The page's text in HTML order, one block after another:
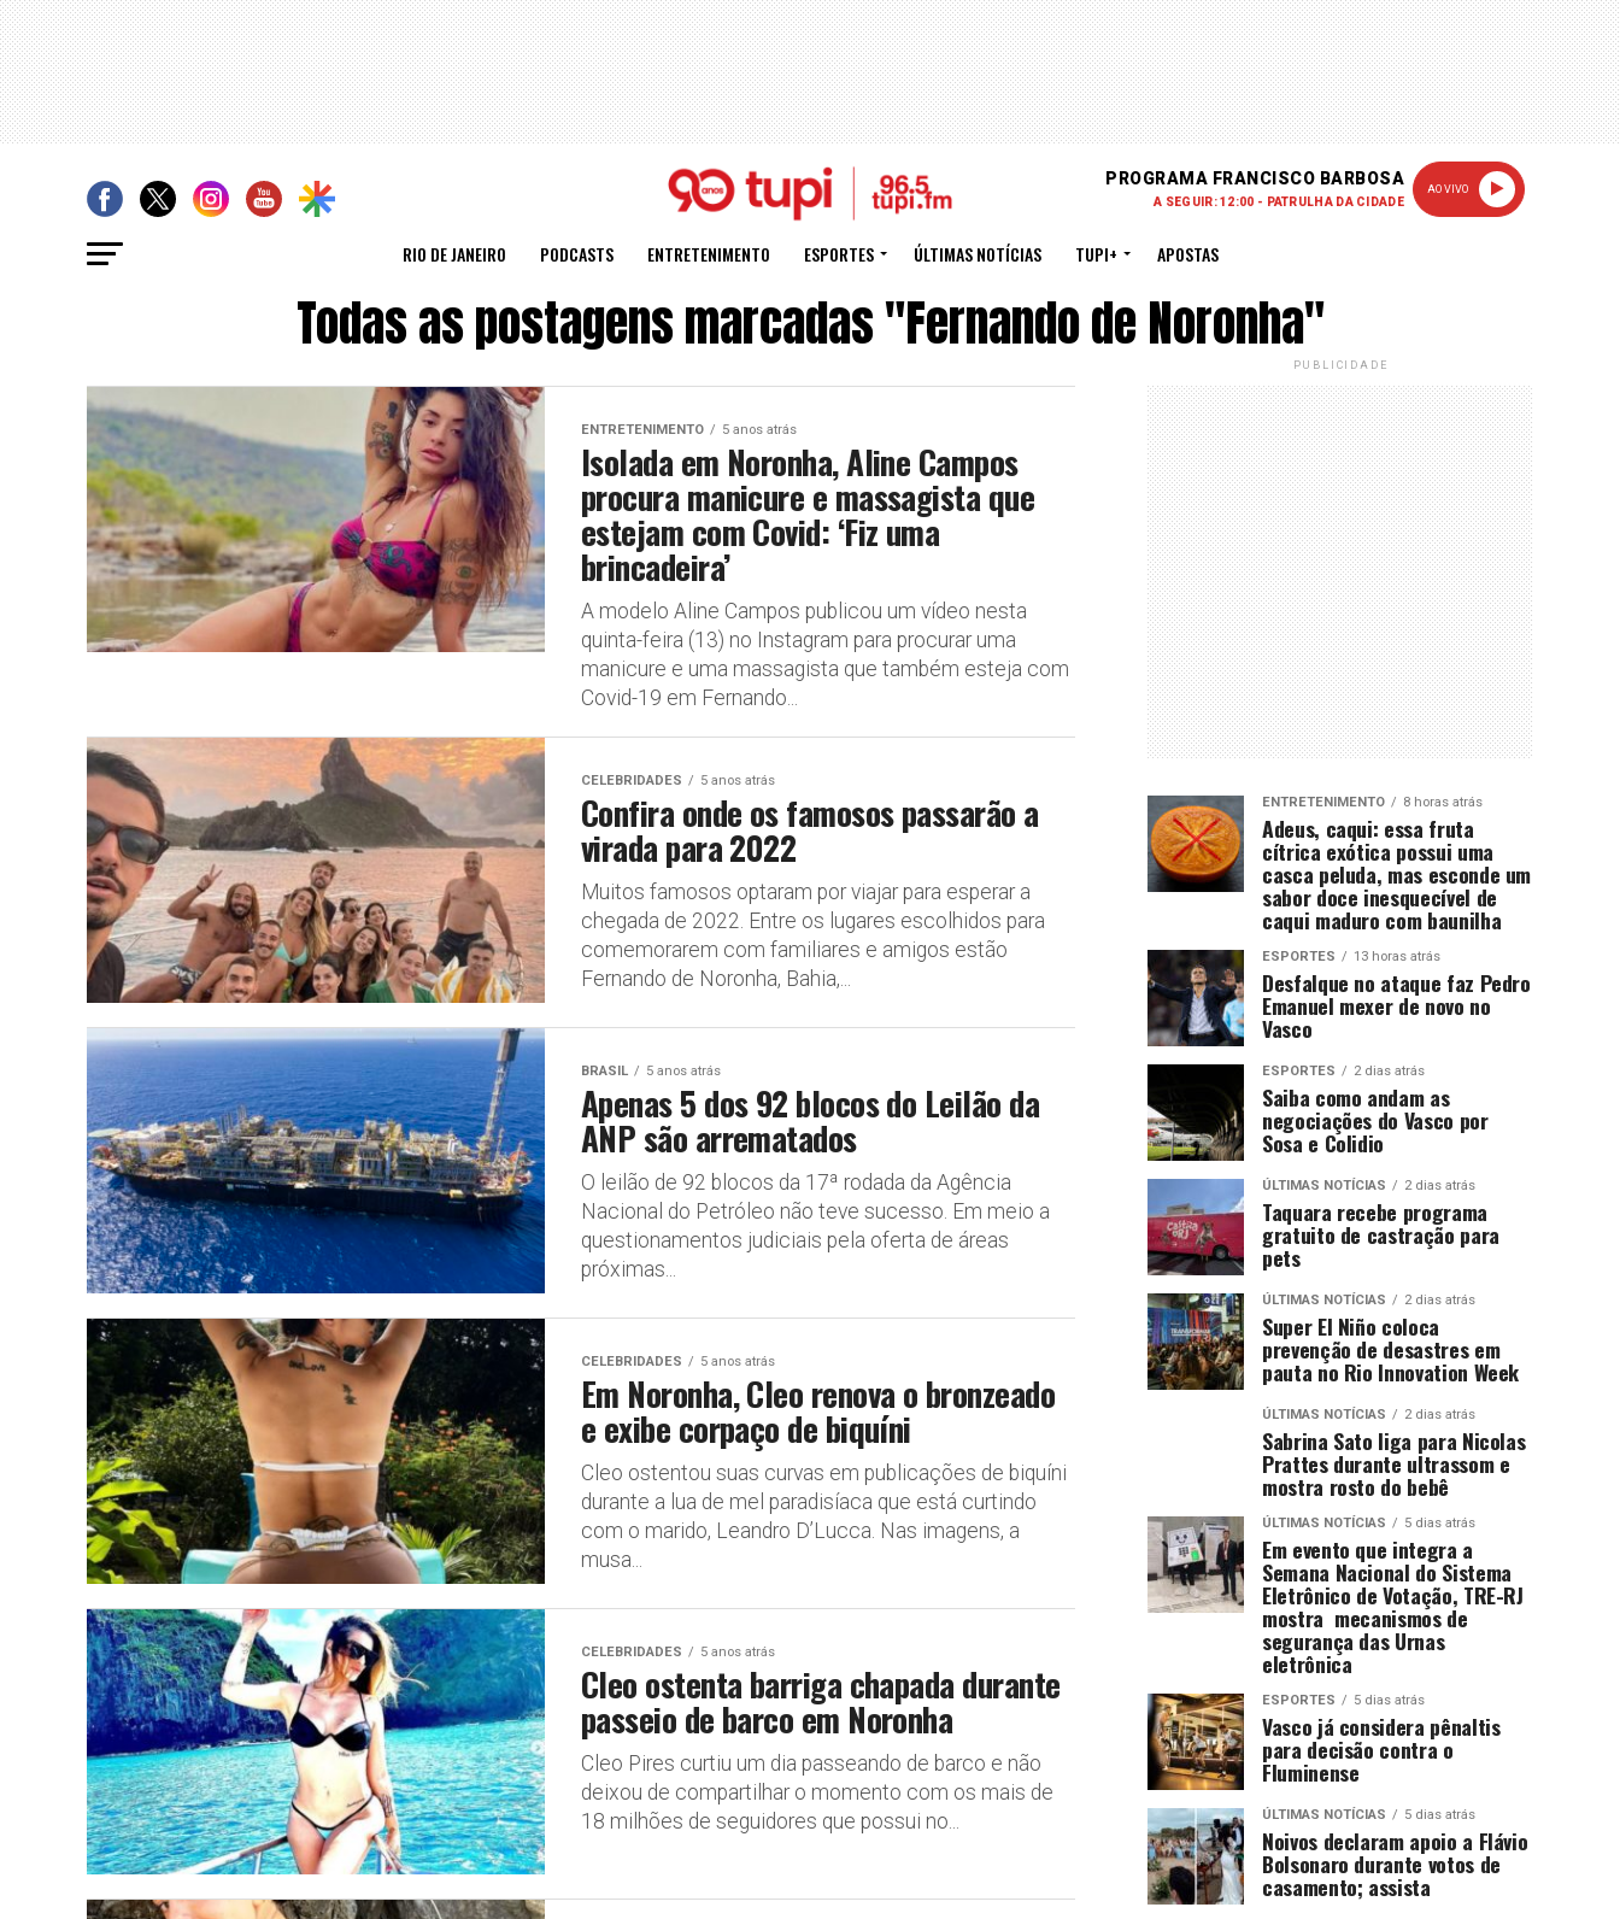
PROGRAMA FRANCISCO BARBOSA
A SEGUIR: 12:00 - PATRULHA DA CIDADE
AO VIVO
RIO DE JANEIRO PODCASTS ENTRETENIMENTO ESPORTES ÚLTIMAS NOTÍCIAS TUPI+ APOSTAS
Todas as postagens marcadas "Fernando de Noronha"
ENTRETENIMENTO 5 anos atrás
Isolada em Noronha, Aline Campos
procura manicure e massagista que
estejam com Covid: ‘Fiz uma
brincadeira’
A modelo Aline Campos publicou um vídeo nesta
quinta-feira (13) no Instagram para procurar uma
manicure e uma massagista que também esteja com
Covid-19 em Fernando...
CELEBRIDADES 5 anos atrás
Confira onde os famosos passarão a
virada para 2022
Muitos famosos optaram por viajar para esperar a
chegada de 2022. Entre os lugares escolhidos para
comemorarem com familiares e amigos estão
Fernando de Noronha, Bahia,...
BRASIL 5 anos atrás
Apenas 5 dos 92 blocos do Leilão da
ANP são arrematados
O leilão de 92 blocos da 17ª rodada da Agência
Nacional do Petróleo não teve sucesso. Em meio a
questionamentos judiciais pela oferta de áreas
próximas...
CELEBRIDADES 5 anos atrás
Em Noronha, Cleo renova o bronzeado
e exibe corpaço de biquíni
Cleo ostentou suas curvas em publicações de biquíni
durante a lua de mel paradisíaca que está curtindo
com o marido, Leandro D’Lucca. Nas imagens, a
musa...
CELEBRIDADES 5 anos atrás
Cleo ostenta barriga chapada durante
passeio de barco em Noronha
Cleo Pires curtiu um dia passeando de barco e não
deixou de compartilhar o momento com os mais de
18 milhões de seguidores que possui no...
PUBLICIDADE
ENTRETENIMENTO 8 horas atrás
Adeus, caqui: essa fruta
cítrica exótica possui uma
casca peluda, mas esconde um
sabor doce inesquecível de
caqui maduro com baunilha
ESPORTES 13 horas atrás
Desfalque no ataque faz Pedro
Emanuel mexer de novo no
Vasco
ESPORTES 2 dias atrás
Saiba como andam as
negociações do Vasco por
Sosa e Colidio
ÚLTIMAS NOTÍCIAS 2 dias atrás
Taquara recebe programa
gratuito de castração para
pets
ÚLTIMAS NOTÍCIAS 2 dias atrás
Super El Niño coloca
prevenção de desastres em
pauta no Rio Innovation Week
ÚLTIMAS NOTÍCIAS 2 dias atrás
Sabrina Sato liga para Nicolas
Prattes durante ultrassom e
mostra rosto do bebê
ÚLTIMAS NOTÍCIAS 5 dias atrás
Em evento que integra a
Semana Nacional do Sistema
Eletrônico de Votação, TRE-RJ
mostra mecanismos de
segurança das Urnas
eletrônica
ESPORTES 5 dias atrás
Vasco já considera pênaltis
para decisão contra o
Fluminense
ÚLTIMAS NOTÍCIAS 5 dias atrás
Noivos declaram apoio a Flávio
Bolsonaro durante votos de
casamento; assista